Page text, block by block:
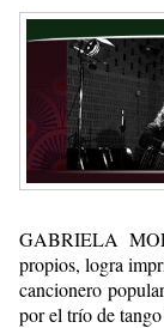
GABRIELA
propios, logra
cancionero
por el trío de